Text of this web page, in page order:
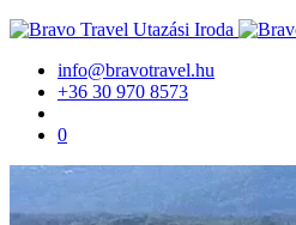
info@bravotravel.hu
+36 30 970 8573
0